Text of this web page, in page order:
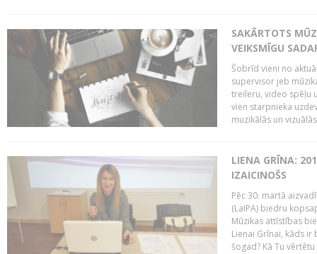
SAKĀRTOTS
VEIKSMĪGU
Šobrīd vieni no
supervisor jeb
treileru, video spēļu
vien starpnieka
muzikālās un
LIENA GRĪNA:
IZAICINOŠS
Pēc 30. martā
(LaIPA) biedru
Mūzikas attīstības
Lienai Grīnai, kāds ir
šogad? Kā Tu